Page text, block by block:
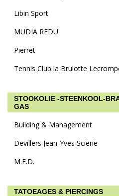
Libin Sport
MUDIA REDU
Pierret
Tennis Club la Brulotte
STOOKOLIE -STEENKOOL-
GAS
Building & Management
Devillers Jean-Yves Scierie
M.F.D.
TATOEAGES & PIERCINGS